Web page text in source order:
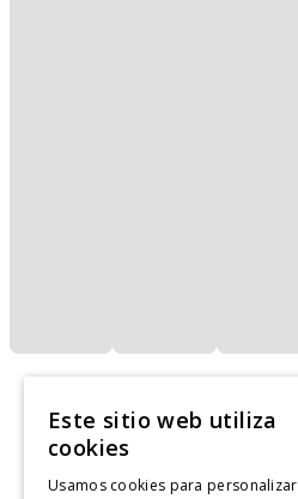
Este sitio web utiliza
cookies
Usamos cookies para personalizar